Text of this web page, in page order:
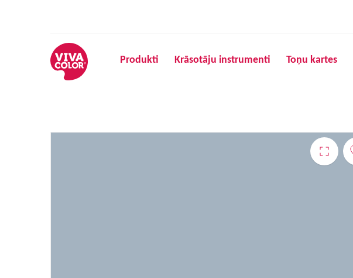
Produkti Krāsotāju instrumenti Toņu kartes